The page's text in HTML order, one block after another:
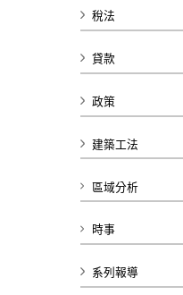
稅法
貸款
政策
建築工法
區域分析
時事
系列報導